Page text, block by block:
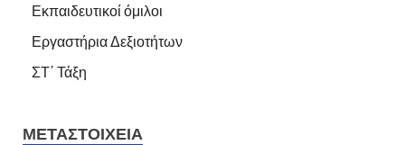
Εκπαιδευτικοί όμιλοι
Εργαστήρια Δεξιοτήτων
ΣΤ΄ Τάξη
ΜΕΤΑΣΤΟΙΧΕΊΑ